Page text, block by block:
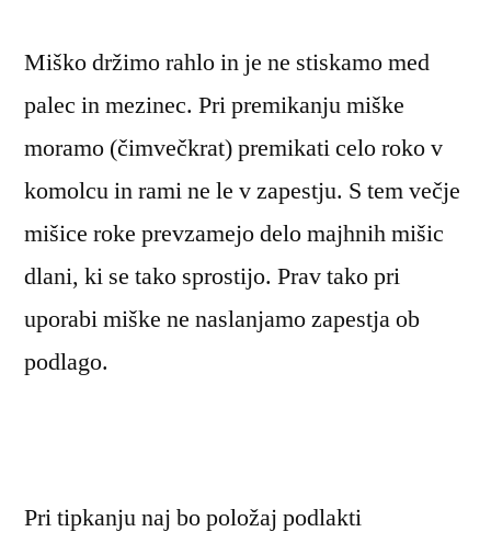
Miško držimo rahlo in je ne stiskamo med
palec in mezinec. Pri premikanju miške
moramo (čimvečkrat) premikati celo roko v
komolcu in rami ne le v zapestju. S tem večje
mišice roke prevzamejo delo majhnih mišic
dlani, ki se tako sprostijo. Prav tako pri
uporabi miške ne naslanjamo zapestja ob
podlago.
Pri tipkanju naj bo položaj podlakti